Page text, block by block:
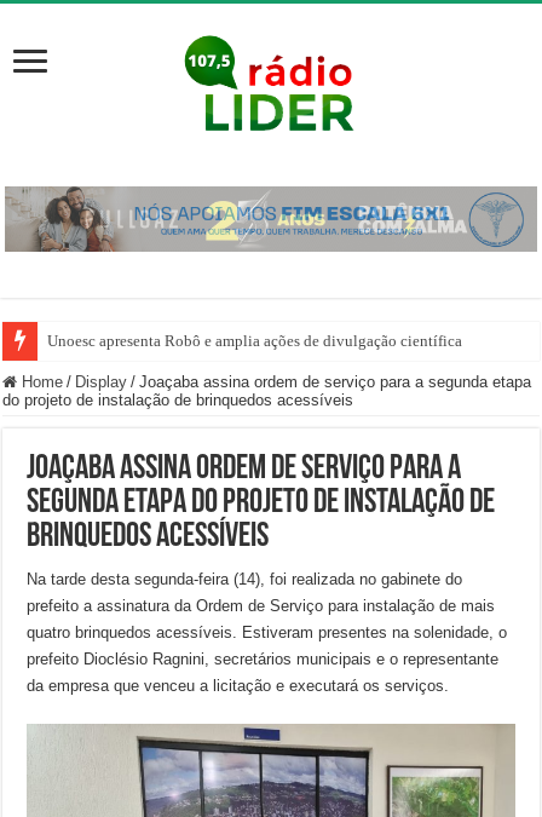
Unoesc apresenta Robô e amplia ações de divulgação científica
Home / Display / Joaçaba assina ordem de serviço para a segunda etapa
do projeto de instalação de brinquedos acessíveis
Joaçaba assina ordem de serviço para a
segunda etapa do projeto de instalação de
brinquedos acessíveis
Na tarde desta segunda-feira (14), foi realizada no gabinete do
prefeito a assinatura da Ordem de Serviço para instalação de mais
quatro brinquedos acessíveis. Estiveram presentes na solenidade, o
prefeito Dioclésio Ragnini, secretários municipais e o representante
da empresa que venceu a licitação e executará os serviços.